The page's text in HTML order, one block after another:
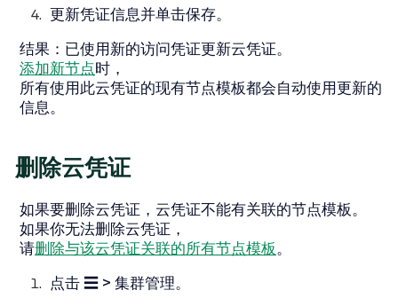
更新凭证信息并单击保存。
结果 ：已使用新的访问凭证更新云凭证。
添加新节点时，
所有使用此云凭证的现有节点模板都会自动使用更新的
信息。
删除云凭证
如果要删除云凭证，云凭证不能有关联的节点模板。
如果你无法删除云凭证，
请删除与该云凭证关联的所有节点模板。
点击 ☰ > 集群管理。